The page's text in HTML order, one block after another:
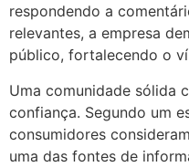
respondendo a
relevantes, a empresa
público, fortalecendo o
Uma comunidade sólida
confiança. Segundo um
consumidores
uma das fontes de